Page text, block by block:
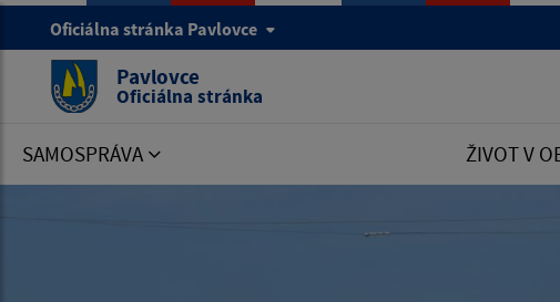
Oficiálna stránka Pavlovce
Pavlovce
Oficiálna stránka
SAMOSPRÁVA ŽIVOT V